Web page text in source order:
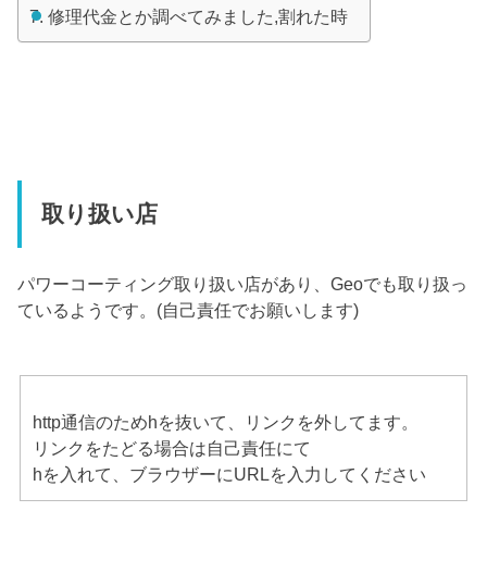
修理代金とか調べてみました,割れた時
取り扱い店
パワーコーティング取り扱い店があり、Geoでも取り扱っ
ているようです。(自己責任でお願いします)
http通信のためhを抜いて、リンクを外してます。
リンクをたどる場合は自己責任にて
hを入れて、ブラウザーにURLを入力してください